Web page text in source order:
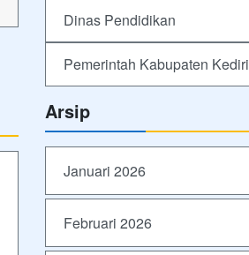
Dinas Pendidikan
Pemerintah Kabupaten Kediri
Arsip
Januari 2026
Februari 2026